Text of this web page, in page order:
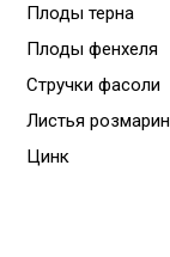
Плоды терна
Плоды фенхеля
Стручки фасоли
Листья
Цинк